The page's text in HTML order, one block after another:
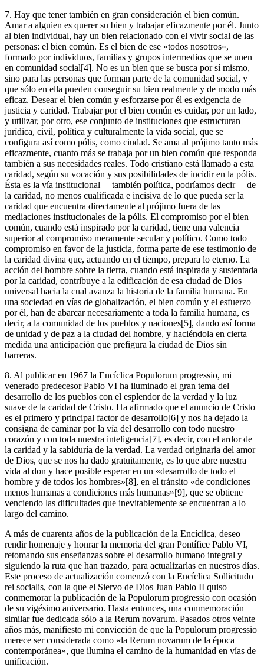
7. Hay que tener también en gran consideración el bien común.
Amar a alguien es querer su bien y trabajar eficazmente por él. Junto
al bien individual, hay un bien relacionado con el vivir social de las
personas: el bien común. Es el bien de ese «todos nosotros»,
formado por individuos, familias y grupos intermedios que se unen
en comunidad social[4]. No es un bien que se busca por sí mismo,
sino para las personas que forman parte de la comunidad social, y
que sólo en ella pueden conseguir su bien realmente y de modo más
eficaz. Desear el bien común y esforzarse por él es exigencia de
justicia y caridad. Trabajar por el bien común es cuidar, por un lado,
y utilizar, por otro, ese conjunto de instituciones que estructuran
jurídica, civil, política y culturalmente la vida social, que se
configura así como pólis, como ciudad. Se ama al prójimo tanto más
eficazmente, cuanto más se trabaja por un bien común que responda
también a sus necesidades reales. Todo cristiano está llamado a esta
caridad, según su vocación y sus posibilidades de incidir en la pólis.
Ésta es la vía institucional —también política, podríamos decir— de
la caridad, no menos cualificada e incisiva de lo que pueda ser la
caridad que encuentra directamente al prójimo fuera de las
mediaciones institucionales de la pólis. El compromiso por el bien
común, cuando está inspirado por la caridad, tiene una valencia
superior al compromiso meramente secular y político. Como todo
compromiso en favor de la justicia, forma parte de ese testimonio de
la caridad divina que, actuando en el tiempo, prepara lo eterno. La
acción del hombre sobre la tierra, cuando está inspirada y sustentada
por la caridad, contribuye a la edificación de esa ciudad de Dios
universal hacia la cual avanza la historia de la familia humana. En
una sociedad en vías de globalización, el bien común y el esfuerzo
por él, han de abarcar necesariamente a toda la familia humana, es
decir, a la comunidad de los pueblos y naciones[5], dando así forma
de unidad y de paz a la ciudad del hombre, y haciéndola en cierta
medida una anticipación que prefigura la ciudad de Dios sin
barreras.
8. Al publicar en 1967 la Encíclica Populorum progressio, mi
venerado predecesor Pablo VI ha iluminado el gran tema del
desarrollo de los pueblos con el esplendor de la verdad y la luz
suave de la caridad de Cristo. Ha afirmado que el anuncio de Cristo
es el primero y principal factor de desarrollo[6] y nos ha dejado la
consigna de caminar por la vía del desarrollo con todo nuestro
corazón y con toda nuestra inteligencia[7], es decir, con el ardor de
la caridad y la sabiduría de la verdad. La verdad originaria del amor
de Dios, que se nos ha dado gratuitamente, es lo que abre nuestra
vida al don y hace posible esperar en un «desarrollo de todo el
hombre y de todos los hombres»[8], en el tránsito «de condiciones
menos humanas a condiciones más humanas»[9], que se obtiene
venciendo las dificultades que inevitablemente se encuentran a lo
largo del camino.
A más de cuarenta años de la publicación de la Encíclica, deseo
rendir homenaje y honrar la memoria del gran Pontífice Pablo VI,
retomando sus enseñanzas sobre el desarrollo humano integral y
siguiendo la ruta que han trazado, para actualizarlas en nuestros días.
Este proceso de actualización comenzó con la Encíclica Sollicitudo
rei socialis, con la que el Siervo de Dios Juan Pablo II quiso
conmemorar la publicación de la Populorum progressio con ocasión
de su vigésimo aniversario. Hasta entonces, una conmemoración
similar fue dedicada sólo a la Rerum novarum. Pasados otros veinte
años más, manifiesto mi convicción de que la Populorum progressio
merece ser considerada como «la Rerum novarum de la época
contemporánea», que ilumina el camino de la humanidad en vías de
unificación.